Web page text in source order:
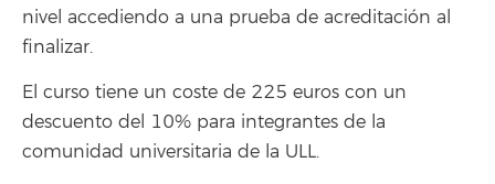
nivel accediendo a una prueba de acreditación al
finalizar.
El curso tiene un coste de 225 euros con un
descuento del 10% para integrantes de la
comunidad universitaria de la ULL.